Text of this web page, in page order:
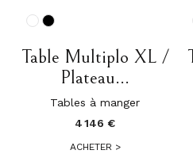
Table Multiplo XL /
Plateau...
Tables à manger
4 146 €
ACHETER >